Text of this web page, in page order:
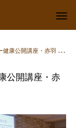
・赤羽 を開催致しました
公開講座・赤